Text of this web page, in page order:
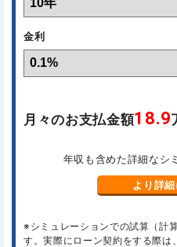
金利
月々のお支払金額18.9
年収も含めた詳細なシ
より詳
※シミュレーションでの試算（計
す。実際にローン契約をする際は